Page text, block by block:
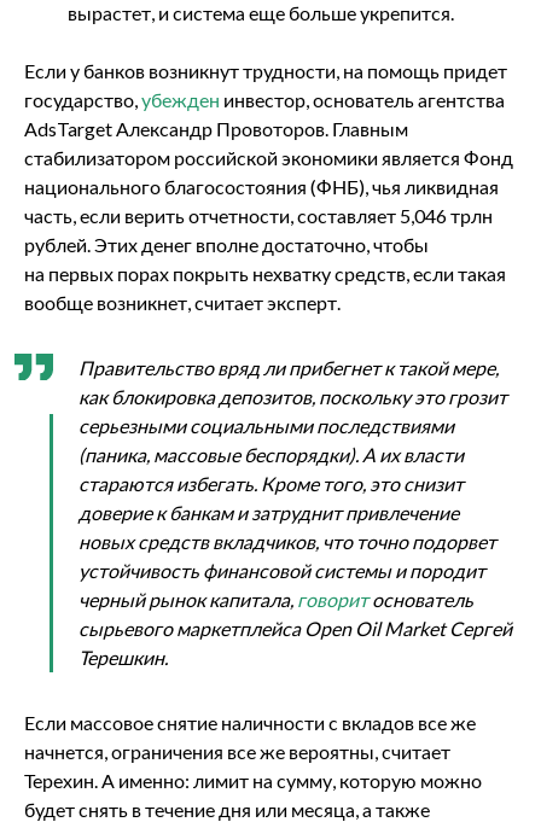
вырастет, и система еще больше укрепится.
Если у банков возникнут трудности, на помощь придет
государство,убежден инвестор, основатель агентства
AdsTarget Александр Провоторов. Главным
стабилизатором российской экономики является Фонд
национального благосостояния (ФНБ), чья ликвидная
часть, если верить отчетности, составляет 5,046 трлн
рублей. Этих денег вполне достаточно, чтобы
на первых порах покрыть нехватку средств, если такая
вообще возникнет, считает эксперт.
Правительство вряд ли прибегнет к такой мере,
как блокировка депозитов, поскольку это грозит
серьезными социальными последствиями
(паника, массовые беспорядки). А их власти
стараются избегать. Кроме того, это снизит
доверие к банкам и затруднит привлечение
новых средств вкладчиков, что точно подорвет
устойчивость финансовой системы и породит
черный рынок капитала, говоритоснователь
сырьевого маркетплейса Open Oil Market Сергей
Терешкин.
Если массовое снятие наличности с вкладов все же
начнется, ограничения все же вероятны, считает
Терехин. А именно: лимит на сумму, которую можно
будет снять в течение дня или месяца, а также